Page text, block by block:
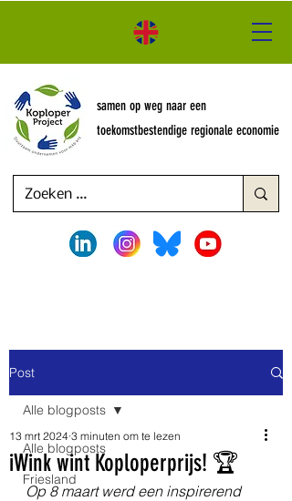
samen op weg naar een
toekomstbestendige regionale economie
Post
Alle blogposts
Friesland
Alle blogposts
iWink wint Koploperprijs! 🏆
13 mrt 2024 3 minuten om te lezen
Op 8 maart werd een inspirerend